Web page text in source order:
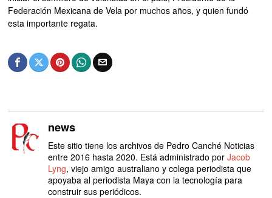
Federación Mexicana de Vela por muchos años, y quien fundó
esta importante regata.
news
Este sitio tiene los archivos de Pedro Canché Noticias
entre 2016 hasta 2020. Está administrado porJacob
Lyng, viejo amigo australiano y colega periodista que
apoyaba al periodista Maya con la tecnología para
construir sus periódicos.